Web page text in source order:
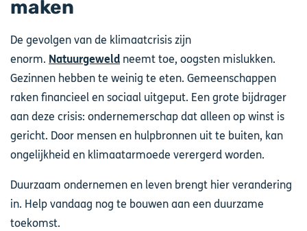
maken
De gevolgen van de klimaatcrisis zijn
enorm. Natuurgeweld neemt toe, oogsten mislukken.
Gezinnen hebben te weinig te eten. Gemeenschappen
raken financieel en sociaal uitgeput. Een grote bijdrager
aan deze crisis: ondernemerschap dat alleen op winst is
gericht. Door mensen en hulpbronnen uit te buiten, kan
ongelijkheid en klimaatarmoede verergerd worden.
Duurzaam ondernemen en leven brengt hier verandering
in. Help vandaag nog te bouwen aan een duurzame
toekomst.